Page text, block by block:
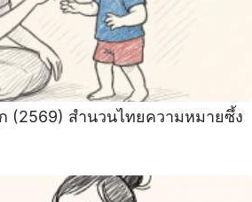
(2569) สำนวนไทยความหมายซึ้ง